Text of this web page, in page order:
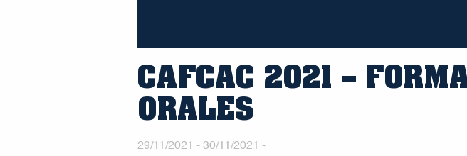
CAFCAC 2021 –
ORALES
29/11/2021 - 30/11/2021 -